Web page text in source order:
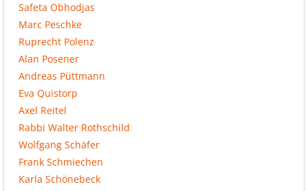
Safeta Obhodjas
Marc Peschke
Ruprecht Polenz
Alan Posener
Andreas Püttmann
Eva Quistorp
Axel Reitel
Rabbi Walter Rothschild
Wolfgang Schäfer
Frank Schmiechen
Karla Schönebeck